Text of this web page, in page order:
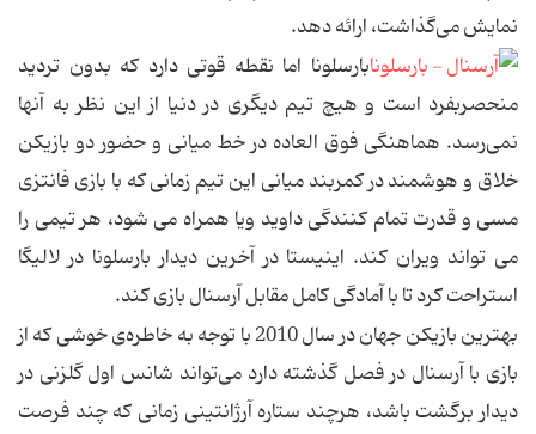
نمایش می‌گذاشت، ارائه دهد.
بارسلونا اما نقطه قوتی دارد كه بدون تردید
منحصربفرد است و هیچ تیم دیگری در دنیا از این نظر به آنها
نمی‌رسد. هماهنگی فوق العاده در خط میانی و حضور دو بازیكن
خلاق و هوشمند در كمربند میانی این تیم زمانی كه با بازی فانتزی
مسی و قدرت تمام كنندگی داوید ویا همراه می شود، هر تیمی را
می تواند ویران كند. اینیستا در آخرین دیدار بارسلونا در لالیگا
استراحت كرد تا با آمادگی كامل مقابل آرسنال بازی كند.
بهترین بازیكن جهان در سال 2010 با توجه به خاطره‌ی خوشی كه از
بازی با آرسنال در فصل گذشته دارد می‌تواند شانس اول گلزنی در
دیدار برگشت باشد، هرچند ستاره آرژانتینی زمانی كه چند فرصت